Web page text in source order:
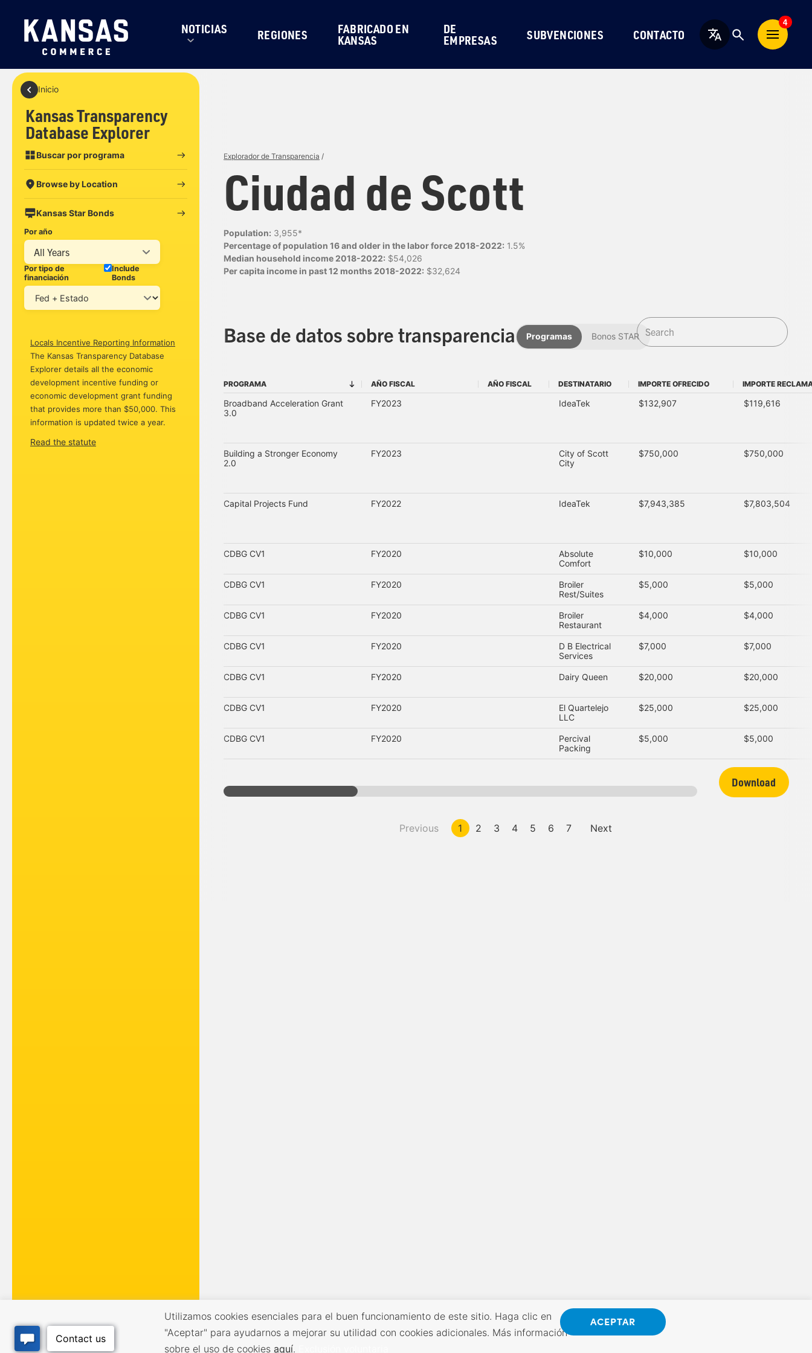
NOTICIAS REGIONES FABRICADO EN
KANSAS
DE
EMPRESAS SUBVENCIONES CONTACTO Español
4
Inicio
Kansas Transparency
Database Explorer
Buscar por programa
Browse by Location
Kansas Star Bonds
Por año
All Years
Por tipo de
financiación
Include
Bonds
Locals Incentive Reporting Information
The Kansas Transparency Database
Explorer details all the economic
development incentive funding or
economic development grant funding
that provides more than $50,000. This
information is updated twice a year.
Read the statute
Explorador de Transparencia /
Ciudad de Scott
Population: 3,955*
Percentage of population 16 and older in the labor force 2018-2022: 1.5%
Median household income 2018-2022: $54,026
Per capita income in past 12 months 2018-2022: $32,624
Base de datos sobre transparencia Programas Bonos STAR
PROGRAMA AÑO FISCAL AÑO FISCAL DESTINATARIO IMPORTE OFRECIDO
IMPORTE
IMPORTE OFRECIDO IMPORTE
Broadband Acceleration Grant
3.0
FY2023 IdeaTek $132,907 $119,616
Building a Stronger Economy
2.0
FY2023
City of Scott
City
$750,000 $750,000
Capital Projects Fund FY2022 IdeaTek $7,943,385 $7,803,504
CDBG CV1 FY2020
Absolute
Comfort
$10,000 $10,000
CDBG CV1 FY2020
Broiler
Rest/Suites
$5,000 $5,000
CDBG CV1 FY2020
Broiler
Restaurant
$4,000 $4,000
CDBG CV1 FY2020
D B Electrical
Services
$7,000 $7,000
CDBG CV1 FY2020 Dairy Queen $20,000 $20,000
CDBG CV1 FY2020
El Quartelejo
LLC
$25,000 $25,000
CDBG CV1 FY2020
Percival
Packing
$5,000 $5,000
Previous 1 2 3 4 5 6 7 Next
Download
Utilizamos cookies esenciales para el buen funcionamiento de este sitio. Haga clic en
"Aceptar" para ayudarnos a mejorar su utilidad con cookies adicionales. Más información
sobre el uso de cookies aquí.
ACEPTAR